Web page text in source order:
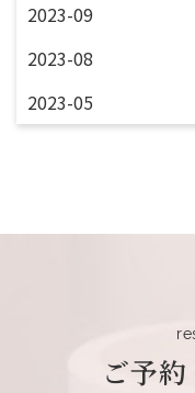
2023-09
2023-08
2023-05
ご予